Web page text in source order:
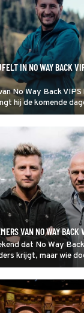
IN NO WAY BACK
No Way Back
hij de komende
Vaes door in een van
VAN NO WAY BACK
dat No Way
krijgt, maar wie